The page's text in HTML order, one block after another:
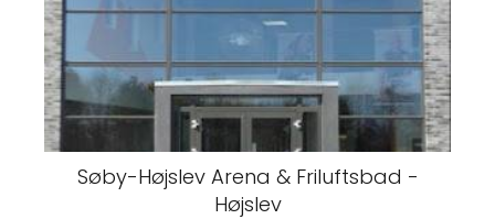
Søby-Højslev Arena & Friluftsbad -
Højslev